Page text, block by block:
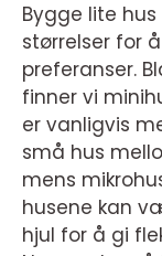
Bygge lite
størrelser for
preferanser.
finner vi
er vanligvis
små hus
mens
husene kan
hjul for å gi